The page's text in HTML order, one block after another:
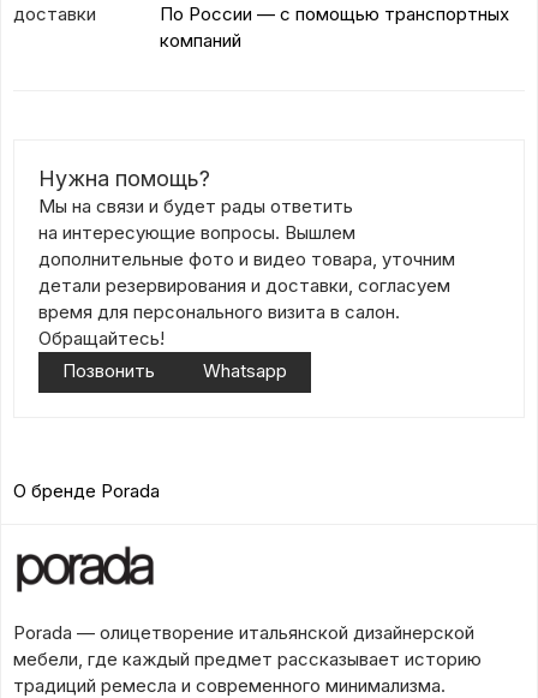
доставки
По России — с помощью транспортных
компаний
Нужна помощь?
Мы на связи и будет рады ответить
на интересующие вопросы. Вышлем
дополнительные фото и видео товара, уточним
детали резервирования и доставки, согласуем
время для персонального визита в салон.
Обращайтесь!
Позвонить
Whatsapp
О бренде Porada
Porada — олицетворение итальянской дизайнерской
мебели, где каждый предмет рассказывает историю
традиций ремесла и современного минимализма.